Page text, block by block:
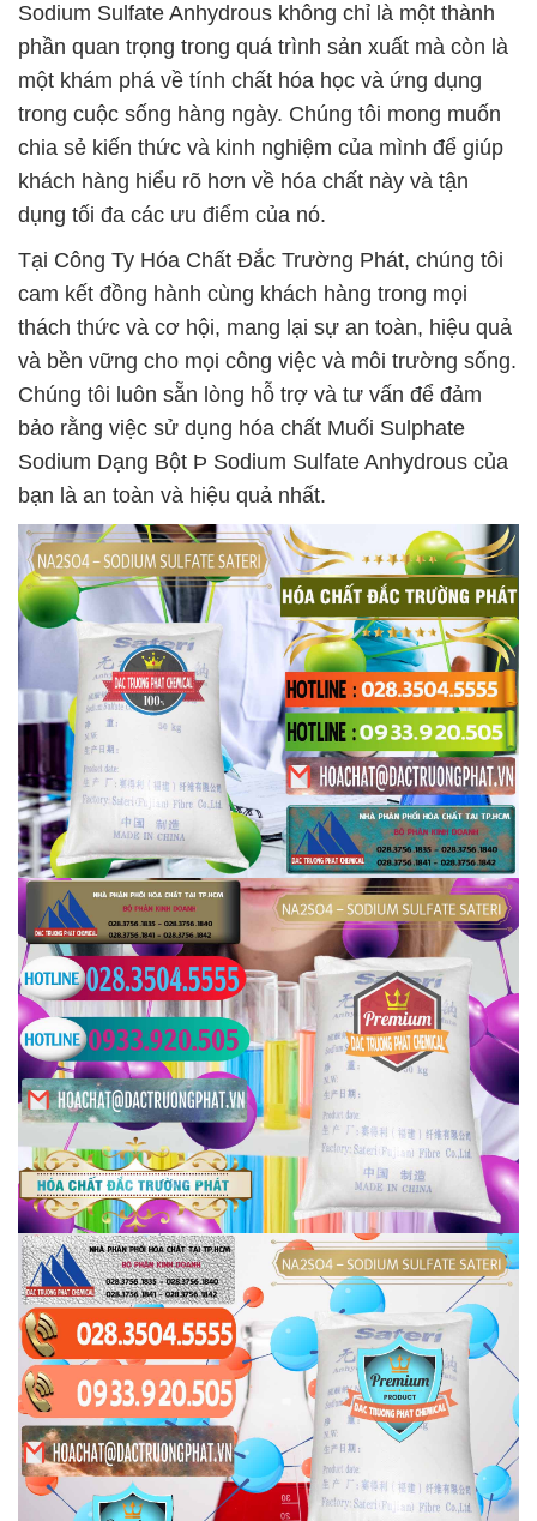
Sodium Sulfate Anhydrous không chỉ là một thành
phần quan trọng trong quá trình sản xuất mà còn là
một khám phá về tính chất hóa học và ứng dụng
trong cuộc sống hàng ngày. Chúng tôi mong muốn
chia sẻ kiến thức và kinh nghiệm của mình để giúp
khách hàng hiểu rõ hơn về hóa chất này và tận
dụng tối đa các ưu điểm của nó.
Tại Công Ty Hóa Chất Đắc Trường Phát, chúng tôi
cam kết đồng hành cùng khách hàng trong mọi
thách thức và cơ hội, mang lại sự an toàn, hiệu quả
và bền vững cho mọi công việc và môi trường sống.
Chúng tôi luôn sẵn lòng hỗ trợ và tư vấn để đảm
bảo rằng việc sử dụng hóa chất Muối Sulphate
Sodium Dạng Bột Þ Sodium Sulfate Anhydrous của
bạn là an toàn và hiệu quả nhất.